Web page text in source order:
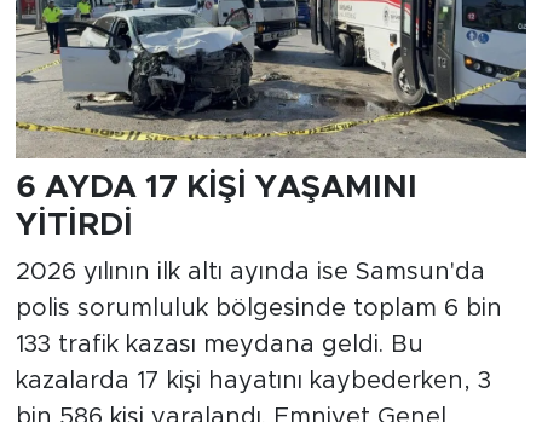
6 AYDA 17 KİŞİ YAŞAMINI
YİTİRDİ
2026 yılının ilk altı ayında ise Samsun'da
polis sorumluluk bölgesinde toplam 6 bin
133 trafik kazası meydana geldi. Bu
kazalarda 17 kişi hayatını kaybederken, 3